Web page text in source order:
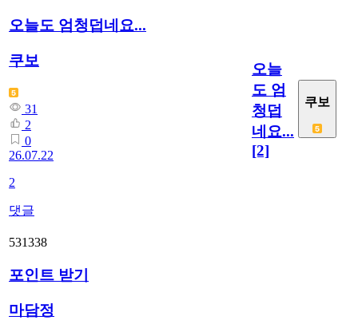
오늘도 엄청덥네요...
쿠보
31
2
0
26.07.22
2
댓글
오늘
도 엄
청덥
네요...
[2]
쿠보
531338
포인트 받기
마담정